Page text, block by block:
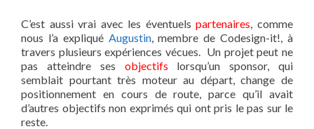
C’est aussi vrai avec les éventuelspartenaires, comme
nous l’a expliqué Augustin, membre de Codesign-it!, à
travers plusieurs expériences vécues. Un projet peut ne
pas atteindre ses objectifs lorsqu’un sponsor, qui
semblait pourtant très moteur au départ, change de
positionnement en cours de route, parce qu’il avait
d’autres objectifs non exprimés qui ont pris le pas sur le
reste.